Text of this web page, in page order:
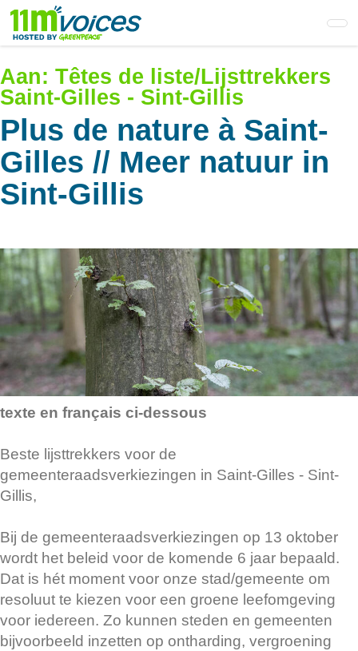
Skip
main
content
Aan: Têtes de liste/Lijsttrekkers
Saint-Gilles - Sint-Gillis
Plus de nature à Saint-
Gilles // Meer natuur in
Sint-Gillis
texte en français ci-dessous
Beste lijsttrekkers voor de
gemeenteraadsverkiezingen in Saint-Gilles - Sint-
Gillis,
Bij de gemeenteraadsverkiezingen op 13 oktober
wordt het beleid voor de komende 6 jaar bepaald.
Dat is hét moment voor onze stad/gemeente om
resoluut te kiezen voor een groene leefomgeving
voor iedereen. Zo kunnen steden en gemeenten
bijvoorbeeld inzetten op ontharding, vergroening